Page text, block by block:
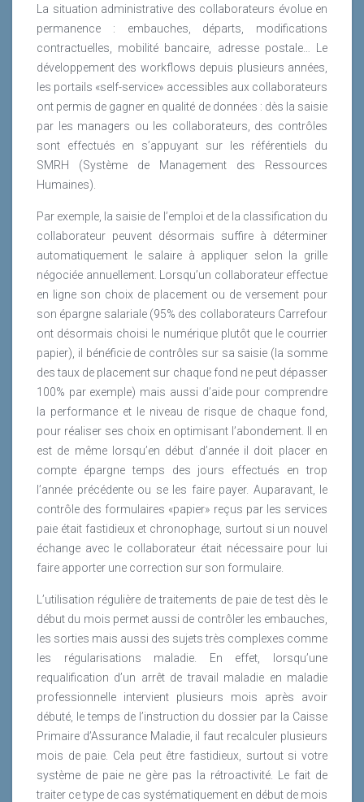
La situation administrative des collaborateurs évolue en
permanence : embauches, départs, modifications
contractuelles, mobilité bancaire, adresse postale… Le
développement des workflows depuis plusieurs années,
les portails «self-service» accessibles aux collaborateurs
ont permis de gagner en qualité de données : dès la saisie
par les managers ou les collaborateurs, des contrôles
sont effectués en s’appuyant sur les référentiels du
SMRH (Système de Management des Ressources
Humaines).
Par exemple, la saisie de l’emploi et de la classification du
collaborateur peuvent désormais suffire à déterminer
automatiquement le salaire à appliquer selon la grille
négociée annuellement. Lorsqu’un collaborateur effectue
en ligne son choix de placement ou de versement pour
son épargne salariale (95% des collaborateurs Carrefour
ont désormais choisi le numérique plutôt que le courrier
papier), il bénéficie de contrôles sur sa saisie (la somme
des taux de placement sur chaque fond ne peut dépasser
100% par exemple) mais aussi d’aide pour comprendre
la performance et le niveau de risque de chaque fond,
pour réaliser ses choix en optimisant l’abondement. Il en
est de même lorsqu’en début d’année il doit placer en
compte épargne temps des jours effectués en trop
l’année précédente ou se les faire payer. Auparavant, le
contrôle des formulaires «papier» reçus par les services
paie était fastidieux et chronophage, surtout si un nouvel
échange avec le collaborateur était nécessaire pour lui
faire apporter une correction sur son formulaire.
L’utilisation régulière de traitements de paie de test dès le
début du mois permet aussi de contrôler les embauches,
les sorties mais aussi des sujets très complexes comme
les régularisations maladie. En effet, lorsqu’une
requalification d’un arrêt de travail maladie en maladie
professionnelle intervient plusieurs mois après avoir
débuté, le temps de l’instruction du dossier par la Caisse
Primaire d’Assurance Maladie, il faut recalculer plusieurs
mois de paie. Cela peut être fastidieux, surtout si votre
système de paie ne gère pas la rétroactivité. Le fait de
traiter ce type de cas systématiquement en début de mois